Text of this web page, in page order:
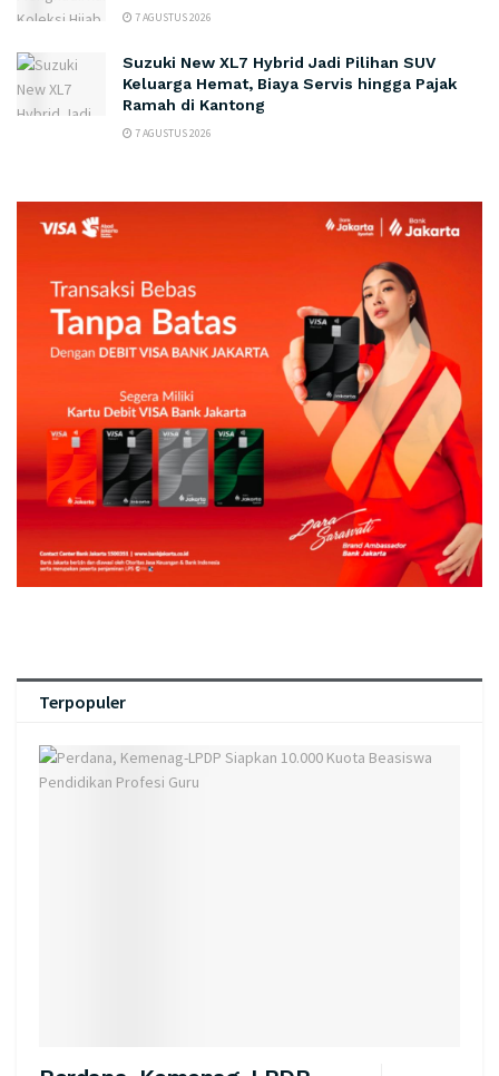
7 AGUSTUS 2026
Suzuki New XL7 Hybrid Jadi Pilihan SUV
Keluarga Hemat, Biaya Servis hingga Pajak
Ramah di Kantong
7 AGUSTUS 2026
Terpopuler